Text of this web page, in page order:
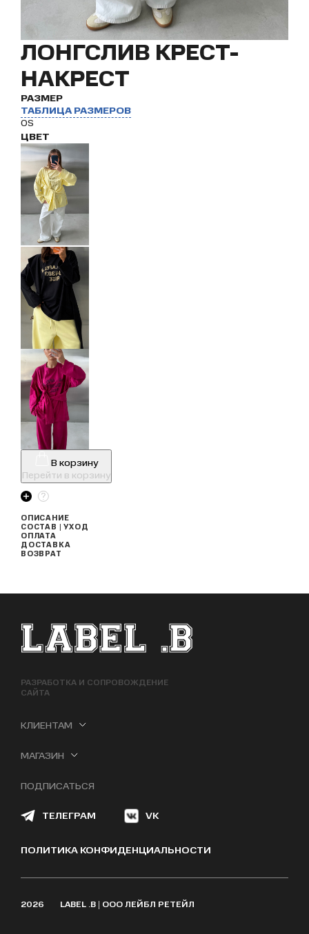
ЛОНГСЛИВ КРЕСТ-
НАКРЕСТ
РАЗМЕР
ТАБЛИЦА РАЗМЕРОВ
OS
ЦВЕТ
В корзину
Перейти в корзину
ОПИСАНИЕ
СОСТАВ | УХОД
ОПЛАТА
ДОСТАВКА
ВОЗВРАТ
ФУТЕР САЙТА
РАЗРАБОТКА И СОПРОВОЖДЕНИЕ
САЙТА
КЛИЕНТАМ
МАГАЗИН
ПОДПИСАТЬСЯ
ТЕЛЕГРАМ VK
2026 LABEL .B | ООО ЛЕЙБЛ РЕТЕЙЛ
ПОЛИТИКА КОНФИДЕНЦИАЛЬНОСТИ